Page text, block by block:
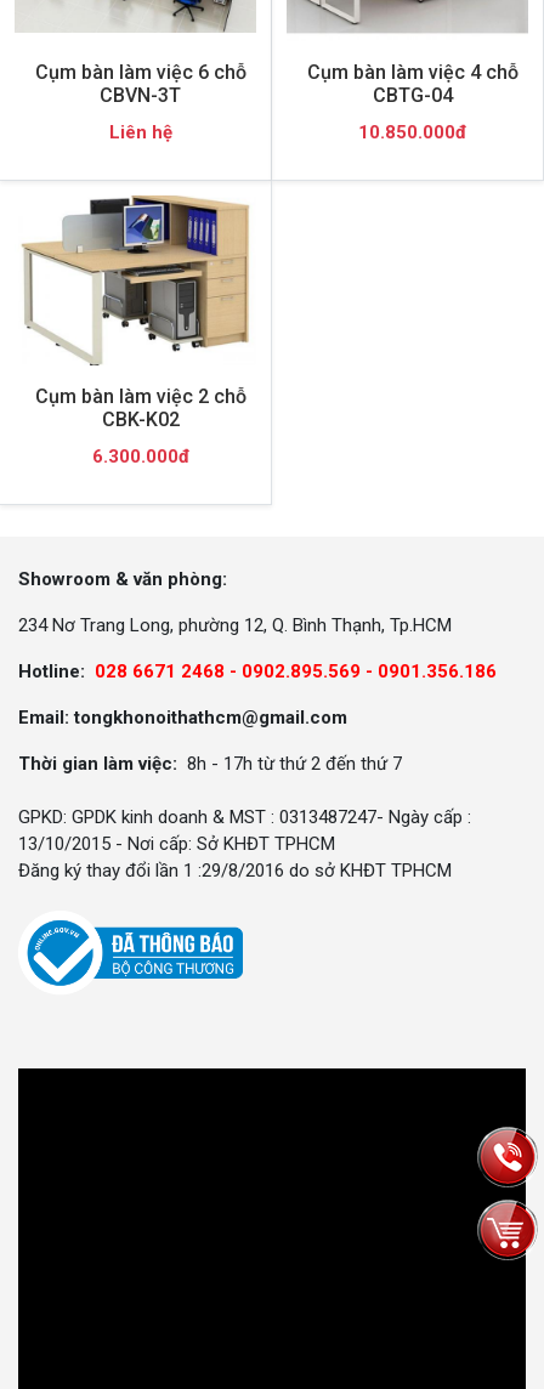
Cụm bàn làm việc 6 chỗ
CBVN-3T
Liên hệ
Cụm bàn làm việc 4 chỗ
CBTG-04
10.850.000đ
Cụm bàn làm việc 2 chỗ
CBK-K02
6.300.000đ
Showroom & văn phòng:
234 Nơ Trang Long, phường 12, Q. Bình Thạnh, Tp.HCM
Hotline: 028 6671 2468 - 0902.895.569 - 0901.356.186
Email: tongkhonoithathcm@gmail.com
Thời gian làm việc: 8h - 17h từ thứ 2 đến thứ 7
GPKD: GPDK kinh doanh & MST : 0313487247- Ngày cấp :
13/10/2015 - Nơi cấp: Sở KHĐT TPHCM
Đăng ký thay đổi lần 1 :29/8/2016 do sở KHĐT TPHCM